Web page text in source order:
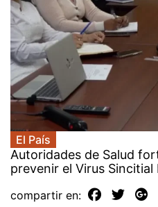
El País
Autoridades de Salud
prevenir el Virus Sincitial
compartir en: